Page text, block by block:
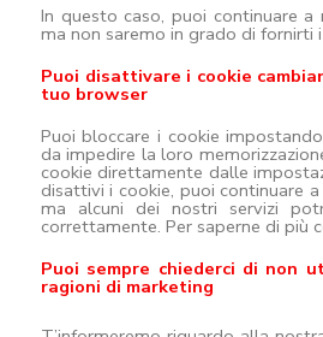
In questo caso, puoi continuare
ma non saremo in grado di fornirti
Puoi disattivare i cookie
tuo browser
Puoi bloccare i cookie
da impedire la loro
cookie direttamente dalle
disattivi i cookie, puoi continuare
ma alcuni dei nostri servizi
correttamente. Per saperne di più
Puoi sempre chiederci di non
ragioni di marketing